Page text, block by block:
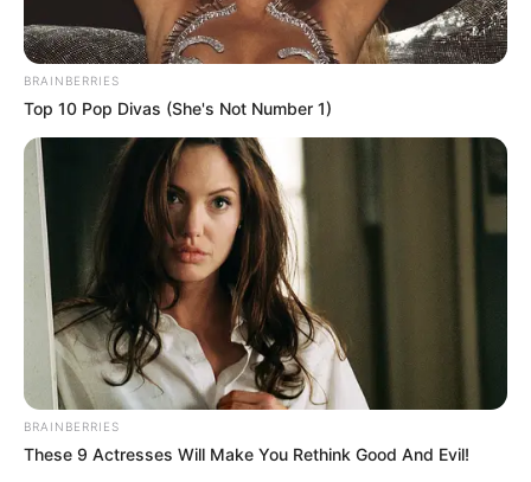
Ia dikenal sejak membintangi film
30 Hari Mencari Cinta(2004)
danSuzzanna: Bernapas dalam Kubur(2018). Selain itu, ia
merupakan membintangi sinetron
Cinta dan Anugerah
Daftar isi
Karier
Luna Maya memulai debut sebagai aktris lewat film layar lebar
berjudul30 Hari Mencari Cintapada tahun 2004. Setelah itu, ia
terhitung sangat aktif dalam membintangi sejumlah film.
Beberapa sinema film layar lebar yang pernah dibintanginya, yaitu
Jakarta Undercover
(2006), In the Name of Love (2008), Asmara
BRAINBERRIES
Top 10 Pop Divas (She's Not Number 1)
BRAINBERRIES
These 9 Actresses Will Make You Rethink Good And Evil!